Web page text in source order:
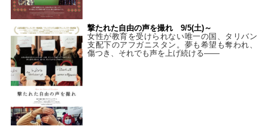
撃たれた自由の声を撮れ 9/5(土)～
女性が教育を受けられない唯一の国、タリバン
支配下のアフガニスタン。夢も希望も奪われ、
傷つき、それでも声を上げ続ける——